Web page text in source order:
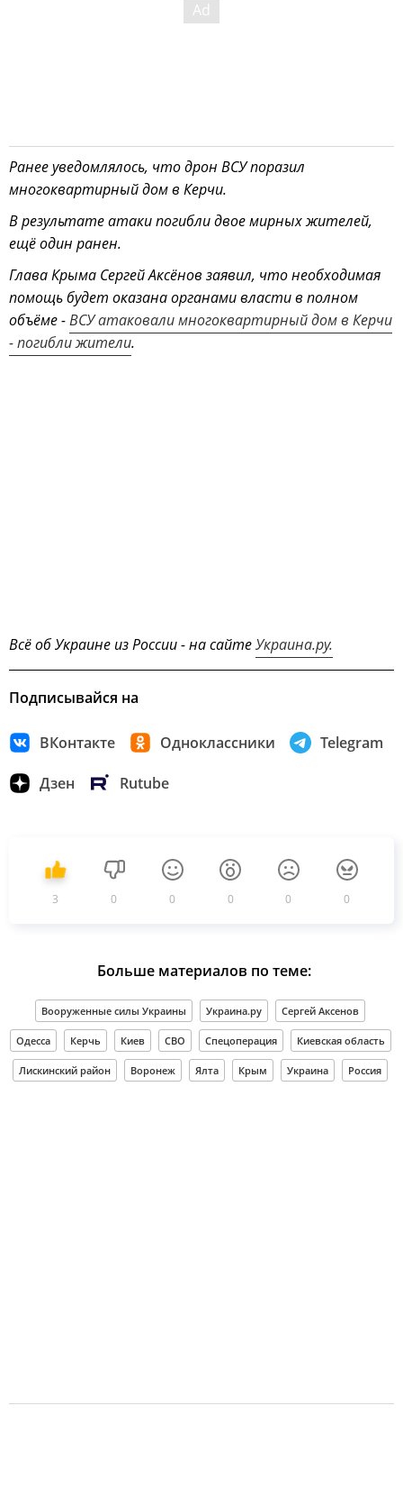
Ранее уведомлялось, что дрон ВСУ поразил
многоквартирный дом в Керчи.
В результате атаки погибли двое мирных жителей,
ещё один ранен.
Глава Крыма Сергей Аксёнов заявил, что необходимая
помощь будет оказана органами власти в полном
объёме -ВСУ атаковали многоквартирный дом в Керчи
- погибли жители.
Всё об Украине из России - на сайтеУкраина.ру.
Подписывайся на
ВКонтакте Одноклассники Telegram
Дзен Rutube
3 0 0 0 0 0
Больше материалов по теме:
Вооруженные силы Украины Украина.ру Сергей Аксенов
Одесса Керчь Киев СВО Спецоперация Киевская область
Лискинский район Воронеж Ялта Крым Украина Россия